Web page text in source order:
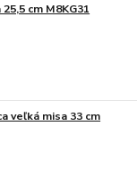
cm M8KG31
veľká misa 33 cm